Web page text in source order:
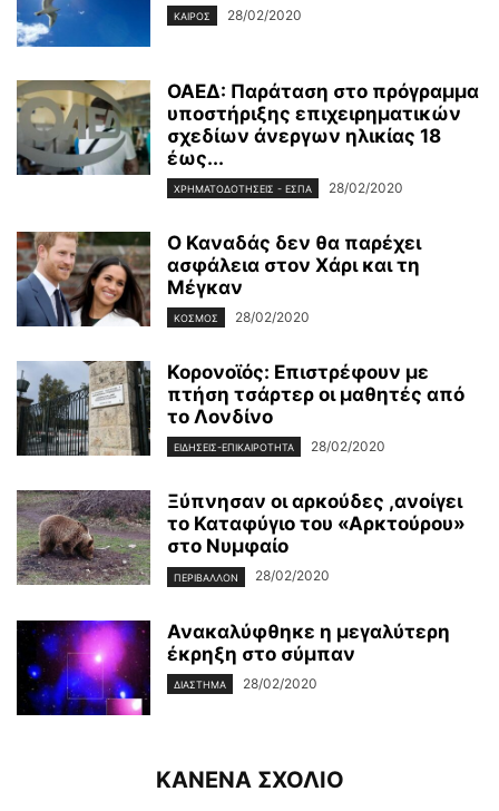
ΚΑΙΡΌΣ 28/02/2020
ΟΑΕΔ: Παράταση στο πρόγραμμα
υποστήριξης επιχειρηματικών
σχεδίων άνεργων ηλικίας 18
έως...
ΧΡΗΜΑΤΟΔΟΤΉΣΕΙΣ - ΕΣΠΑ 28/02/2020
Ο Καναδάς δεν θα παρέχει
ασφάλεια στον Χάρι και τη
Μέγκαν
ΚΌΣΜΟΣ 28/02/2020
Κορονοϊός: Επιστρέφουν με
πτήση τσάρτερ οι μαθητές από
το Λονδίνο
ΕΙΔΉΣΕΙΣ-ΕΠΙΚΑΙΡΌΤΗΤΑ 28/02/2020
Ξύπνησαν οι αρκούδες ,ανοίγει
το Καταφύγιο του «Αρκτούρου»
στο Νυμφαίο
ΠΕΡΙΒΆΛΛΟΝ 28/02/2020
Ανακαλύφθηκε η μεγαλύτερη
έκρηξη στο σύμπαν
ΔΙΆΣΤΗΜΑ 28/02/2020
ΚΑΝΕΝΑ ΣΧΟΛΙΟ